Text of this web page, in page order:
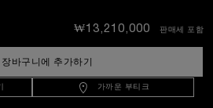
₩13,210,000 판매세 포함
장바구니에 추가하기
가까운 부티크